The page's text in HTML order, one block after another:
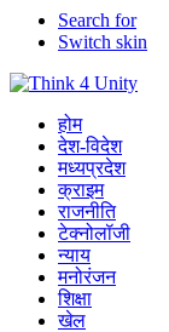
Search for
Switch skin
होम
देश-विदेश
मध्यप्रदेश
क्राइम
राजनीति
टेक्नोलॉजी
न्याय
मनोरंजन
शिक्षा
खेल